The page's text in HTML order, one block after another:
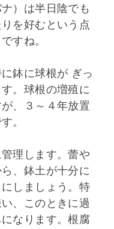
）は半日陰でも
を好むという点
すね。
鉢に球根が ぎっ
。球根の増殖に
、３～４年放置
。
理します。蕾や
、鉢土が十分に
しましょう。特
、このときに過
なります。根腐